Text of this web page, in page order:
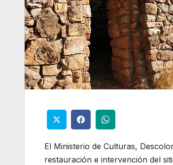
El Ministerio de Culturas,
restauración e intervención del